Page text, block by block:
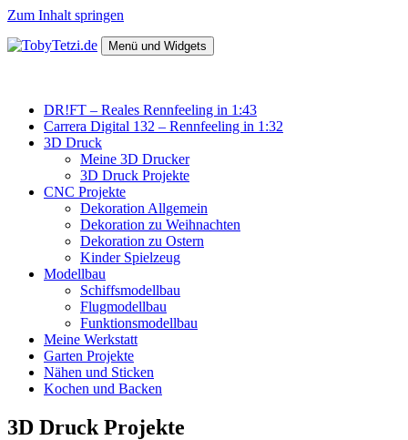
Zum Inhalt springen
Menü und Widgets
DR!FT – Reales Rennfeeling in 1:43
Carrera Digital 132 – Rennfeeling in 1:32
3D Druck
Meine 3D Drucker
3D Druck Projekte
CNC Projekte
Dekoration Allgemein
Dekoration zu Weihnachten
Dekoration zu Ostern
Kinder Spielzeug
Modellbau
Schiffsmodellbau
Flugmodellbau
Funktionsmodellbau
Meine Werkstatt
Garten Projekte
Nähen und Sticken
Kochen und Backen
3D Druck Projekte